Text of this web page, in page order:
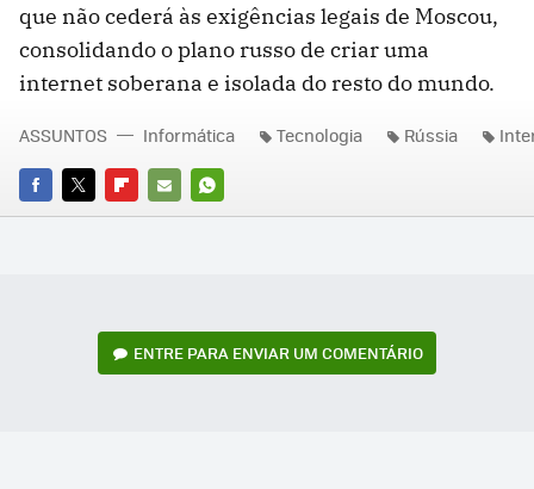
que não cederá às exigências legais de Moscou,
consolidando o plano russo de criar uma
internet soberana e isolada do resto do mundo.
FACEBOOK
TWITTERFLIPBOARD
E-
WHATSAPP
ASSUNTOS Informática Tecnologia Rússia
ENTRE PARA ENVIAR UM COMENTÁRIO